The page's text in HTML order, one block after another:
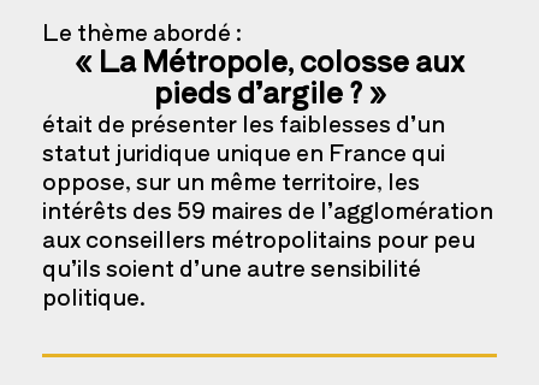
Le thème abordé :
« La Métropole, colosse aux
pieds d’argile ? »
était de présenter les faiblesses d’un
statut juridique unique en France qui
oppose, sur un même territoire, les
intérêts des 59 maires de l’agglomération
aux conseillers métropolitains pour peu
qu’ils soient d’une autre sensibilité
politique.